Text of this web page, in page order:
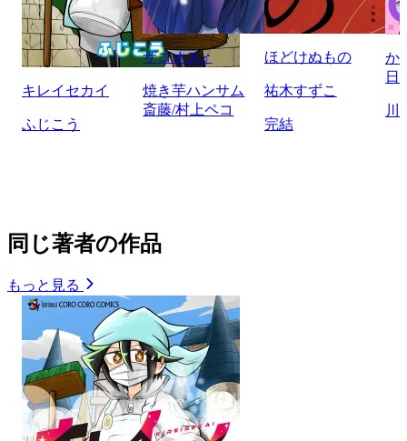
キレイセカイ
ふじこう
ザコオス♂
焼き芋ハンサム
斎藤/村上ペコ
ほどけぬもの
祐木すずこ
完結
か
日
川
同じ著者の作品
もっと見る